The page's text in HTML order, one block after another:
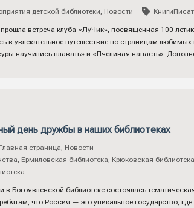
детской библиотеки, Новости
встреча клуба «ЛуЧик», посвященная 100-
в увлекательное путешествие по страницам любимых
научились плавать» и «Пчелиная напасть».
день дружбы в наших библиотеках
Главная страница, Новости
, Ермиловская библиотека, Крюковская библиотека
Богоявленской библиотеке состоялась
что Россия — это уникальное государство,